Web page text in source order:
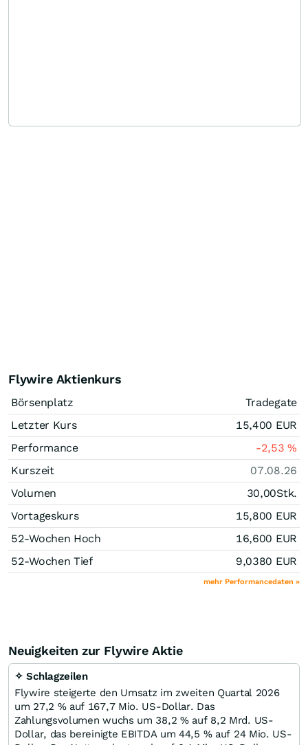
Flywire Aktienkurs
Börsenplatz
Tradegate
Letzter Kurs
15,400 EUR
Performance
-2,53%
Kurszeit
07.08.26
Volumen
30,00Stk.
Vortageskurs
15,800 EUR
52-Wochen Hoch
16,600 EUR
52-Wochen Tief
9,0380 EUR
mehr Performancedaten »
Neuigkeiten zur Flywire Aktie
✧ Schlagzeilen
Flywire steigerte den Umsatz im zweiten Quartal 2026
um 27,2 % auf 167,7 Mio. US-Dollar. Das
Zahlungsvolumen wuchs um 38,2 % auf 8,2 Mrd. US-
Dollar, das bereinigte EBITDA um 44,5 % auf 24 Mio. US-